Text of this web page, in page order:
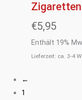
€5,95
Enthält 19%
Lieferzeit: ca. 3-4
←
1